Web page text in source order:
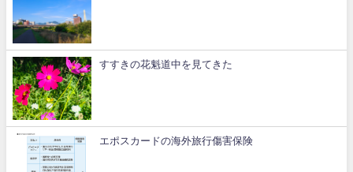
すすきの花魁道中を見てきた
エポスカードの海外旅行傷害保険